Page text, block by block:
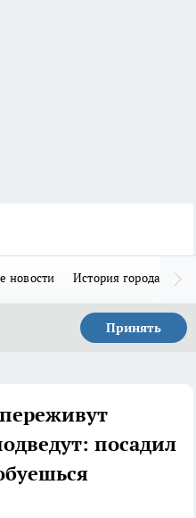
новости История города Н
Принять
посадил